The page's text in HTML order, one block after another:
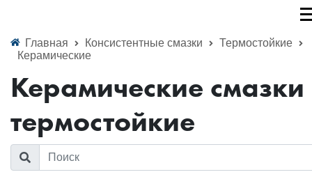
Главная Консистентные смазки
Термостойкие
Керамические
Керамические смазки
термостойкие